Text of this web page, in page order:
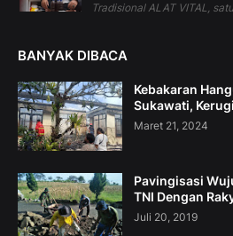
Tradisional ALAT VITAL,
BANYAK DIBACA
Kebakaran
Sukawati,
Maret 21, 2024
Pavingisasi
TNI Dengan
Juli 20, 2019